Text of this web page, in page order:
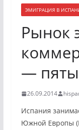
ЭМИГРАЦИЯ В
Рынок
—
26.09.2014
Испания
Южной Европы